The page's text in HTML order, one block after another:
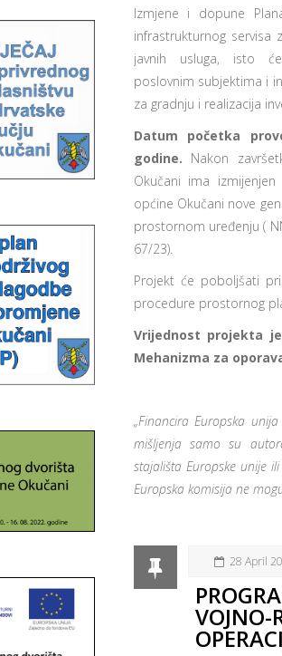
Izmjene i dopune
infrastrukturnog servisa
javnih usluga, isto
poslovnim subjektima i
za gradnju i realizacija
Datum početka
godine. Nakon
Okučani ima
općine Okučani nove
prostornom uređenju (
67/23).
Projekt će poboljšati
procedure prostornog
Vrijednost projekta
Mehanizma za
„Financira Europska
mišljenja samo su
stajališta Europske unije
Europska komisija ne
28 April
VOJNO-